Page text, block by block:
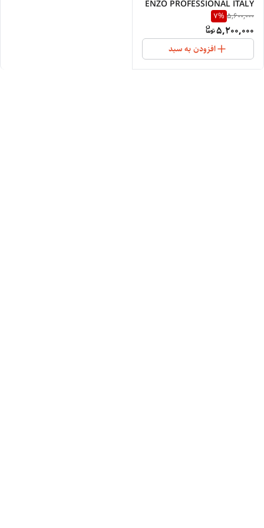
ENZO PROFESSIONAL ITALY
9110
5,600,000
7%
5,200,000
افزودن به سبد